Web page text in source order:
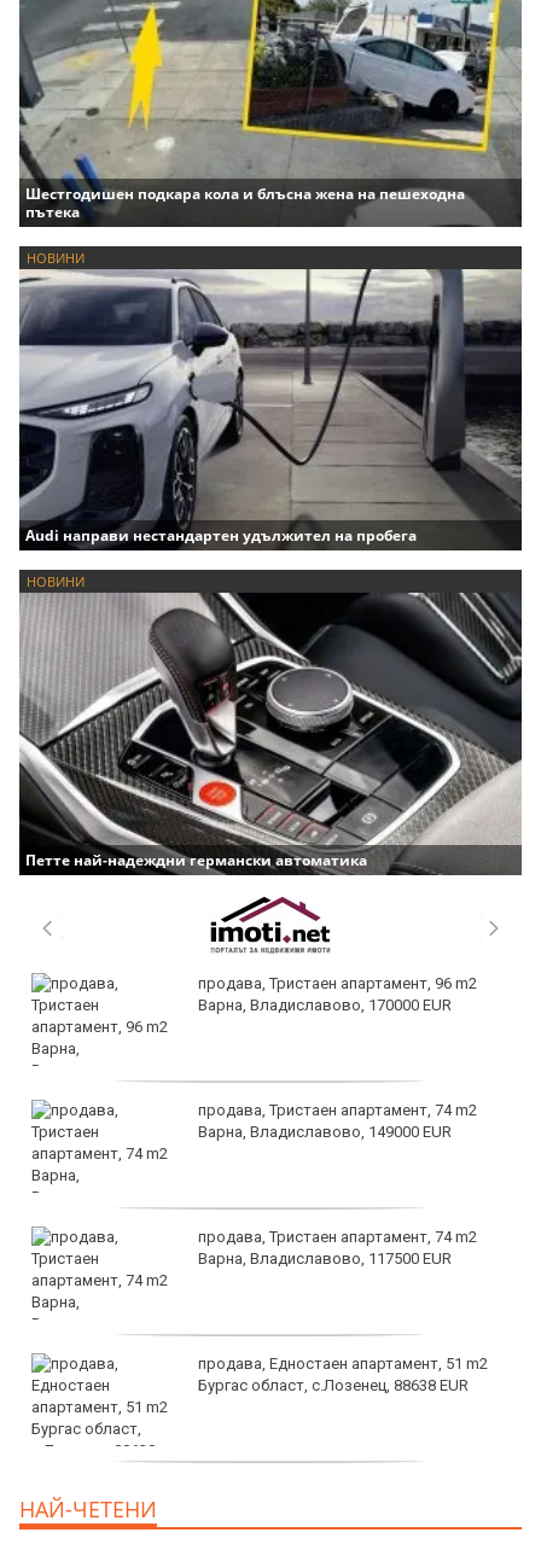
Шестгодишен подкара кола и блъсна жена на пешеходна
пътека
НОВИНИ
Audi направи нестандартен удължител на пробега
НОВИНИ
Петте най-надеждни германски автоматика
продава, Тристаен апартамент, 96 m2
Варна, Владиславово, 170000 EUR
продава, Тристаен апартамент, 74 m2
Варна, Владиславово, 149000 EUR
продава, Тристаен апартамент, 74 m2
Варна, Владиславово, 117500 EUR
продава, Едностаен апартамент, 51 m2
Бургас област, с.Лозенец, 88638 EUR
EUR
НАЙ-ЧЕТЕНИ